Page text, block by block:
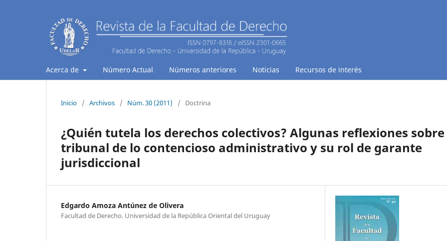
Acerca de Número Actual Números anteriores Noticias Recursos de interés
Inicio / Archivos / Núm. 30 (2011) / Doctrina
¿Quién tutela los derechos colectivos? Algunas reflexiones sobre
tribunal de lo contencioso administrativo y su rol de garante
jurisdiccional
Edgardo Amoza Antúnez de Olivera
Facultad de Derecho. Universidad de la República Oriental del Uruguay